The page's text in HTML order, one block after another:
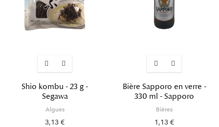
Shio kombu - 23 g -
Segawa
Algues
3,13 €
Bière Sapporo en verre -
330 ml - Sapporo
Bières
1,13 €